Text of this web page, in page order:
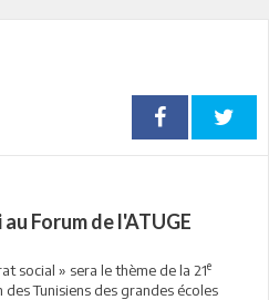
Forum de l'ATUGE
social » sera le thème de la 21e
Tunisiens des grandes écoles